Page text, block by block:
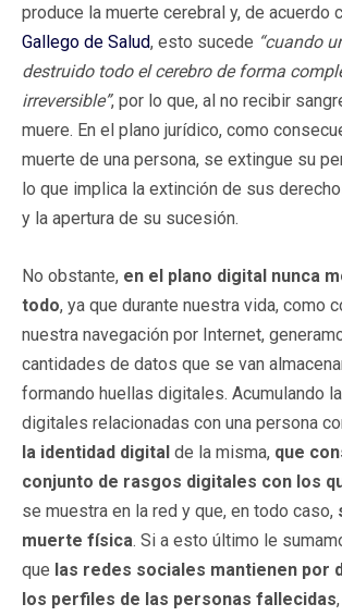
produce la muerte cerebral y, de acuerdo
Gallego de Salud, esto sucede “cuando
destruido todo el cerebro de forma
irreversible”, por lo que, al no recibir
muere. En el plano jurídico, como
muerte de una persona, se extingue su
lo que implica la extinción de sus
y la apertura de su sucesión.
No obstante, en el plano digital nunca
todo, ya que durante nuestra vida, como
nuestra navegación por Internet,
cantidades de datos que se van
formando huellas digitales. Acumulando
digitales relacionadas con una persona
la identidad digital de la misma, que
conjunto de rasgos digitales con los
se muestra en la red y que, en todo caso,
muerte física. Si a esto último le
que las redes sociales mantienen por
los perfiles de las personas fallecidas